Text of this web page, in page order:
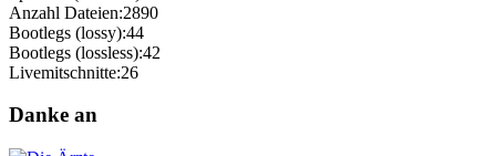
Anzahl Dateien:2890
Bootlegs (lossy):44
Bootlegs (lossless):42
Livemitschnitte:26
Danke an